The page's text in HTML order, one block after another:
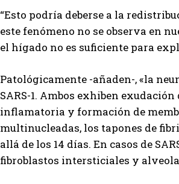
“Esto podría deberse a la
este fenómeno no se observa en
el hígado no es suficiente para
Patológicamente -añaden-, «la
SARS-1. Ambos exhiben
inflamatoria y formación de
multinucleadas, los tapones de
allá de los 14 días. En casos de
fibroblastos intersticiales y